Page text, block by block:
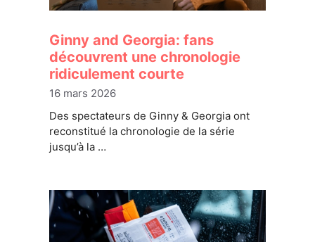
Ginny and Georgia: fans
découvrent une chronologie
ridiculement courte
16 mars 2026
Des spectateurs de Ginny & Georgia ont
reconstitué la chronologie de la série
jusqu’à la …